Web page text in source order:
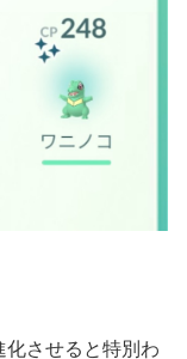
させると特別わ